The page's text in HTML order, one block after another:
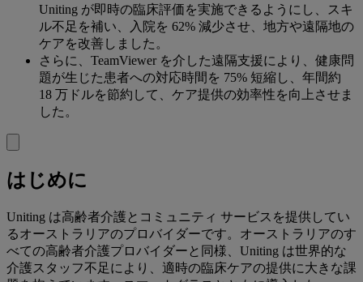
Uniting が即時の臨床評価を実施できるようにし、スキ
ル不足を補い、入院を 62% 減少させ、地方や遠隔地の
ケアを改善しました。
さらに、TeamViewer を介した遠隔支援により、健康問
題が生じた患者への対応時間を 75% 短縮し、年間約
18 万ドルを節約して、ケア提供の効率性を向上させま
した。
はじめに
Uniting は高齢者介護とコミュニティ サービスを提供してい
るオーストラリアのプロバイダーです。オーストラリアのす
べての高齢者介護プロバイダーと同様、Uniting は世界的な
介護スタッフ不足により、適時の臨床ケアの提供に大きな課